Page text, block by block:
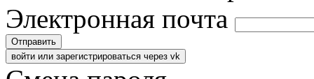
Электронная почта
Отправить
войти или зарегистрироваться через vk